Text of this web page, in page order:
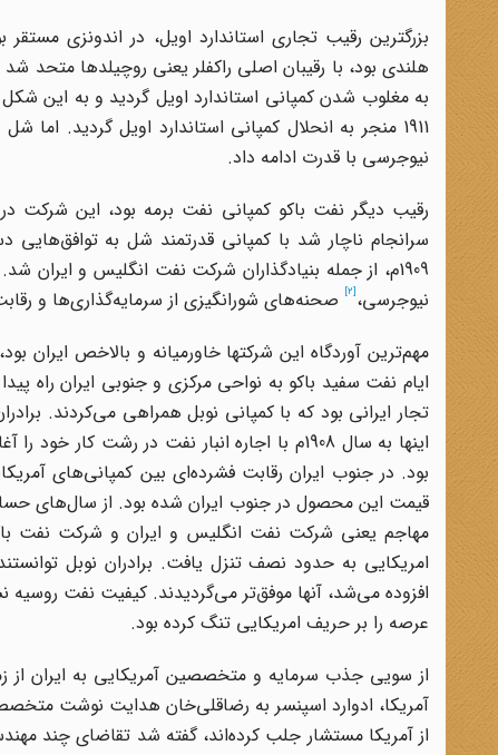
بزرگترین رقیب تجاری استاندارد اویل، در اندونزی
به مغلوب شدن کمپانی استاندارد اویل گردید و به این
1911 منجر به انحلال کمپانی استاندارد اویل گردید.
نیوجرسی با قدرت ادامه داد.
رقیب دیگر نفت باکو کمپانی نفت برمه بود، این شرکت
سرانجام ناچار شد با کمپانی قدرتمند شل به
1909م، از جمله بنیاد‌گذاران شرکت نفت انگلیس و ایران شد. تاریخ چهار جلدی رویال داچ شل
نیوجرسی،[2]
صحنه‌های شورانگیزی از سرمایه‌گذاری‌ها و
مهم‌ترین آوردگاه این شرکتها خاورمیانه و بالاخص ایران
ایام نفت سفید باکو به نواحی مرکزی و جنوبی ایران راه
تجار ایرانی بود که با کمپانی نوبل همراهی می‌کردند.
اینها به سال 1908م با اجاره انبار نفت در
بود. در جنوب ایران رقابت فشرده‌ای بین کمپانی‌های
مهاجم یعنی شرکت نفت انگلیس و ایران و شرکت نفت
امریکایی به حدود نصف تنزل یافت. برادران نوبل
افزوده می‌شد، آنها موفق‌تر می‌گردیدند. کیفیت نفت
عرصه را بر حریف امریکایی تنگ کرده بود.
آمریکا، ادوارد اسپنسر به رضاقلی‌خان هدایت نوشت
از آمریکا مستشار جلب کرده‌اند، گفته شد تقاضای چند